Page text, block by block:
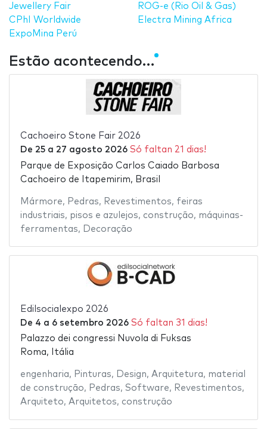
Jewellery Fair
CPhI Worldwide
ExpoMina Perú
ROG-e (Rio Oil & Gas)
Electra Mining Africa
Estão acontecendo…
Cachoeiro Stone Fair 2026
De 25a 27 agosto 2026 Só faltan 21 dias!
Parque de Exposição Carlos Caiado Barbosa
Cachoeiro de Itapemirim, Brasil
Mármore, Pedras, Revestimentos, feiras
industriais, pisos e azulejos, construção, máquinas-
ferramentas, Decoração
Edilsocialexpo 2026
De 4 a 6 setembro 2026 Só faltan 31 dias!
Palazzo dei congressi Nuvola di Fuksas
Roma, Itália
engenharia, Pinturas, Design, Arquitetura, material
de construção, Pedras, Software, Revestimentos,
Arquiteto, Arquitetos, construção